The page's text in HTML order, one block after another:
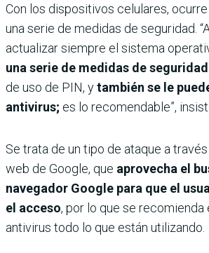
Con los dispositivos celulares,
una serie de medidas de seguridad.
actualizar siempre el sistema
una serie de medidas de
de uso de PIN, ytambién se le
antivirus; es lo recomendable”,
Se trata de un tipo de ataque a
web de Google, que aprovecha el
navegador Google para que el
el acceso, por lo que se recomienda
antivirus todo lo que están utilizando.